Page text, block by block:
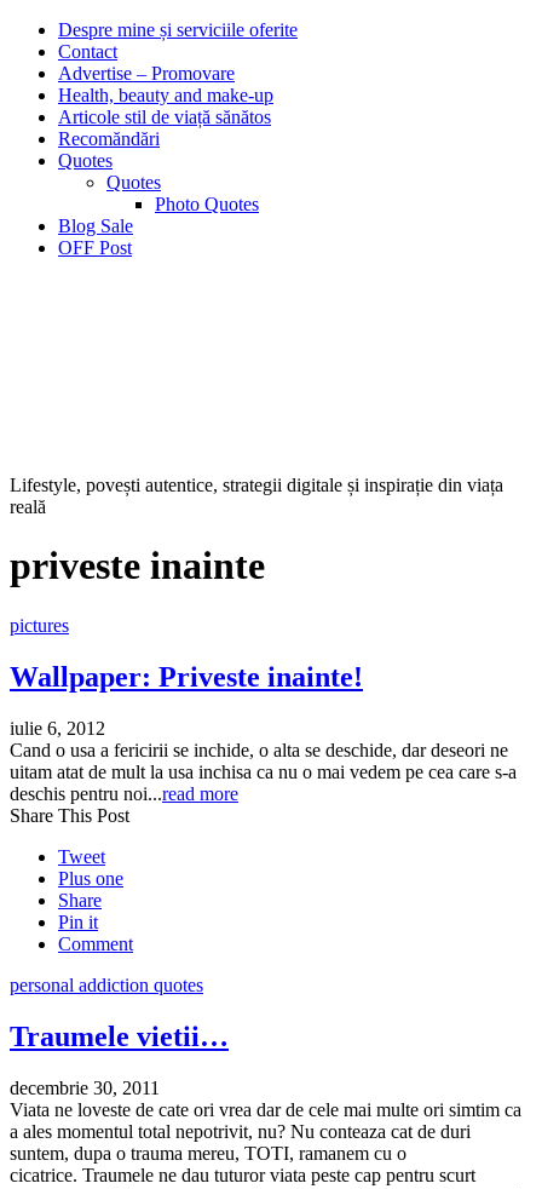
Despre mine și serviciile oferite
Contact
Advertise – Promovare
Health, beauty and make-up
Articole stil de viață sănătos
Recomăndări
Quotes
Quotes
Photo Quotes
Blog Sale
OFF Post
Lifestyle, povești autentice, strategii digitale și inspirație din viața
reală
priveste inainte
pictures
Wallpaper: Priveste inainte!
iulie 6, 2012
Cand o usa a fericirii se inchide, o alta se deschide, dar deseori ne
uitam atat de mult la usa inchisa ca nu o mai vedem pe cea care s-a
deschis pentru noi...read more
Share This Post
Tweet
Plus one
Share
Pin it
Comment
personal addiction quotes
Traumele vietii…
decembrie 30, 2011
Viata ne loveste de cate ori vrea dar de cele mai multe ori simtim ca
a ales momentul total nepotrivit, nu? Nu conteaza cat de duri
suntem, dupa o trauma mereu, TOTI, ramanem cu o
cicatrice. Traumele ne dau tuturor viata peste cap pentru scurt